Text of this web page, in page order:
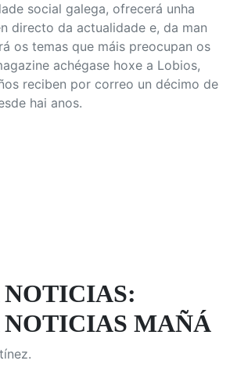
social galega, ofrecerá unha
directo da actualidade e, da man
os temas que máis preocupan os
achégase hoxe a Lobios,
reciben por correo un décimo de
hai anos.
MAÑÁ